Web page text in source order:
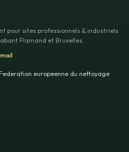
pour sites professionnels & industriels
Flamand et Bruxelles.
europeenne du nettoyage